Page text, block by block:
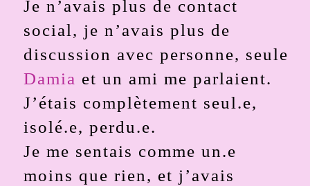
Je n’avais plus de contact
social, je n’avais plus de
discussion avec personne, seule
Damia et un ami me parlaient.
J’étais complètement seul.e,
isolé.e, perdu.e.
Je me sentais comme un.e
moins que rien, et j’avais